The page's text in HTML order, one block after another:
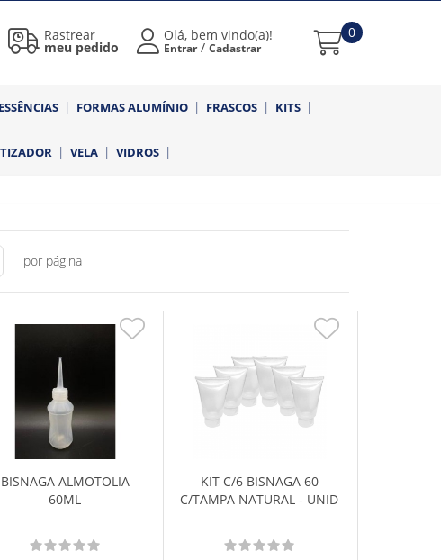
Rastrear
meu pedido
Olá, bem vindo(a)!
Entrar/ Cadastrar
0
ESSÊNCIAS FORMAS ALUMÍNIO FRASCOS KITS
VELA VIDROS
por página
BISNAGA ALMOTOLIA
60ML
KIT C/6 BISNAGA 60
C/TAMPA NATURAL - UNID
aos